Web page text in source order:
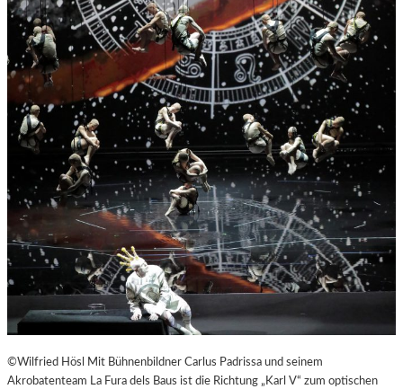
©Wilfried Hösl Mit Bühnenbildner Carlus Padrissa und seinem
Akrobatenteam La Fura dels Baus ist die Richtung „Karl V“ zum optischen